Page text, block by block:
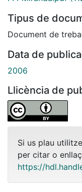
Tipus de
Document de
Data de
2006
Llicència de
Si us plau
per citar o
https://